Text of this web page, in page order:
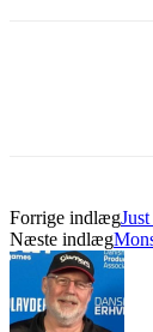
Forrige indlæg
Næste indlæg